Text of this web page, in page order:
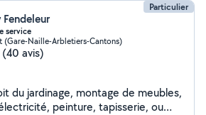
Particulier
service
(Gare-Naille-Arbletiers-Cantons)
(40 avis)
peinture, tapisserie, ou